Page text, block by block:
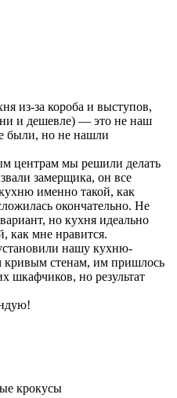
из-за короба и выступов,
и дешевле) — это не наш
были, но не нашли
центрам мы решили делать
замерщика, он все
именно такой, как
окончательно. Не
но кухня идеально
как мне нравится.
нашу кухню-
кривым стенам, им пришлось
шкафчиков, но результат
крокусы